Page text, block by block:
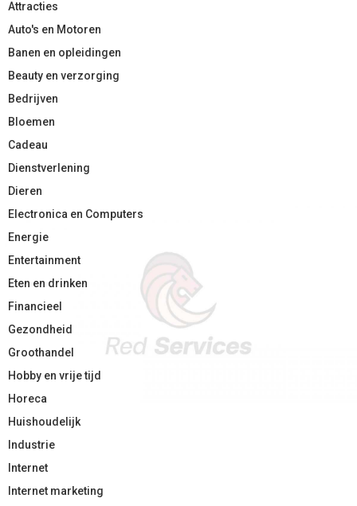
Attracties
Auto's en Motoren
Banen en opleidingen
Beauty en verzorging
Bedrijven
Bloemen
Cadeau
Dienstverlening
Dieren
Electronica en Computers
Energie
Entertainment
Eten en drinken
Financieel
Gezondheid
Groothandel
Hobby en vrije tijd
Horeca
Huishoudelijk
Industrie
Internet
Internet marketing